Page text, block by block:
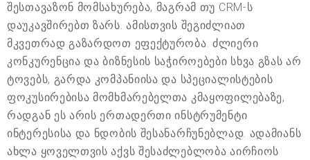
შესთავაზონ მომსახურება, მაგრამ თუ CRM-ს
დაუკავშირებთ ზარს. ამისთვის შეგიძლიათ
მკვეთრად გაზარდოთ ეფექტურობა. ძლიერი
კონკურენცია და ბიზნესის საჭიროებები სხვა გზას არ
ტოვებს, გარდა კომპანიისა და სპეციალისტების
ფოკუსირებისა მომხმარებელთა კმაყოფილებაზე,
რადგან ეს არის ერთადერთი ინსტრუმენტი
ინტერესისა და ნდობის შესანარჩუნებლად. ადამიანს
ახლა ყოველთვის აქვს შესაძლებლობა აირჩიოს